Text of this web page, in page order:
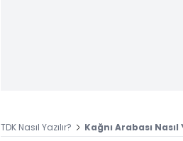
TDK Nasıl Yazılır? Kağnı Arabası Nasıl